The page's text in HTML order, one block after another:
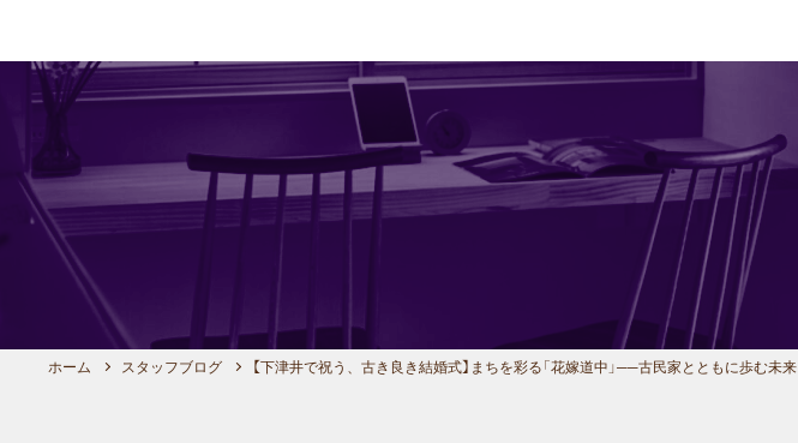
ホーム スタッフブログ 【下津井で祝う、古き良き結婚式】まちを彩る「花嫁道中」──古民家とともに歩む未来